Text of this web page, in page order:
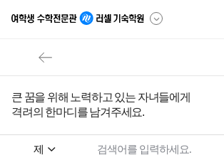
큰 꿈을 위해 노력하고 있는 자녀들에게
격려의 한마디를 남겨주세요.